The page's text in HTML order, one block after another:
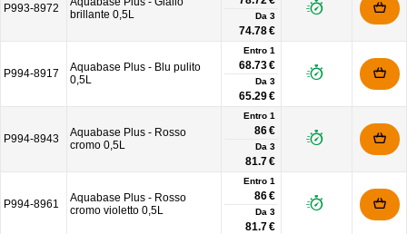
P993-8972
brillante 0,5L
Da 3
74.78 €
P994-8917
Aquabase Plus - Blu pulito
0,5L
Entro 1
68.73 €
Da 3
65.29 €
P994-8943
Aquabase Plus - Rosso
cromo 0,5L
Entro 1
86 €
Da 3
81.7 €
P994-8961
Aquabase Plus - Rosso
cromo violetto 0,5L
Entro 1
86 €
Da 3
81.7 €